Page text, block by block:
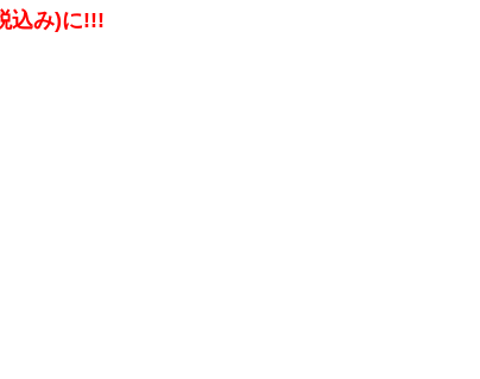
み)に!!!